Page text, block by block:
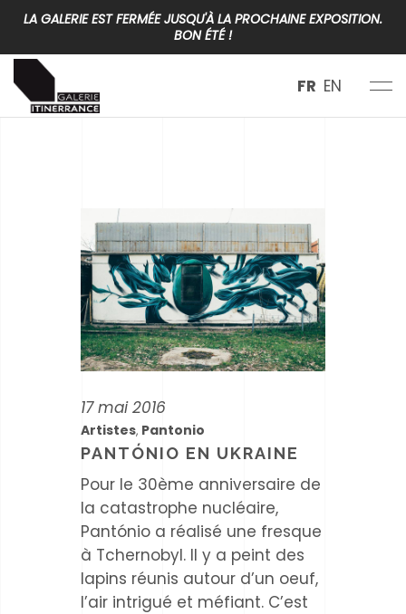
LA GALERIE EST FERMÉE JUSQU'À LA PROCHAINE EXPOSITION.
BON ÉTÉ !
FR EN
17 mai 2016
Artistes, Pantonio
PANTÓNIO EN UKRAINE
Pour le 30ème anniversaire de
la catastrophe nucléaire,
Pantónio a réalisé une fresque
à Tchernobyl. Il y a peint des
lapins réunis autour d’un oeuf,
l’air intrigué et méfiant. C’est